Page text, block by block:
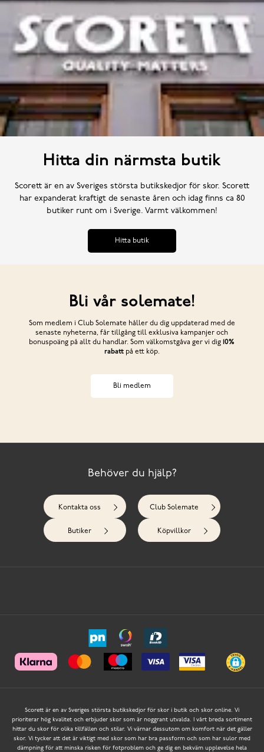
Hitta din närmsta butik
Scorett är en av Sveriges största butikskedjor för skor. Scorett
har expanderat kraftigt de senaste åren och idag finns ca 80
butiker runt om i Sverige. Varmt välkommen!
Hitta butik
Bli vår solemate!
Som medlem i Club Solemate håller du dig uppdaterad med de
senaste nyheterna, får tillgång till exklusiva kampanjer och
bonuspoäng på allt du handlar. Som välkomstgåva ger vi dig 10%
rabattpå ett köp.
Bli medlem
Behöver du hjälp?
Kontakta oss Club Solemate
Butiker Köpvillkor
Scorett är en av Sveriges största butikskedjor för skor i butik och skor online. Vi
prioriterar hög kvalitet och erbjuder skor som är noggrant utvalda. I vårt breda sortiment
hittar du skor för olika tillfällen och stilar. Vi värnar dessutom om komfort när det gäller
skor. Vi tycker att det är viktigt med skor som har bra passform och som har sulor med
dämpning för att minska risken för fotproblem och ge dig en bekväm upplevelse hela